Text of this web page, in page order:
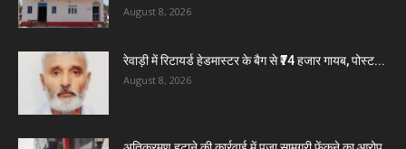
August 8, 2026
रेवाड़ी में रिटायर्ड हेडमास्टर के बैग से ₹74 हजार गायब, पोस्ट...
August 8, 2026